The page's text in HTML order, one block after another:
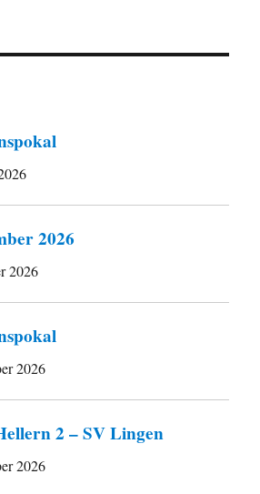
2026
2026
2026
2 – SV Lingen
2026